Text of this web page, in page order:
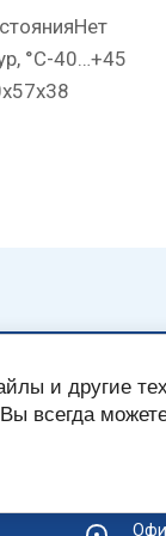
Нет
°С-40…+45
+7
и другие
всегда